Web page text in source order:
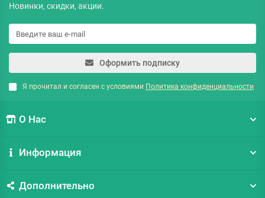
Новинки, скидки, акции.
Оформить подписку
Я прочитал и согласен с условиями Политика конфиденциальности
О Нас
Информация
Дополнительно